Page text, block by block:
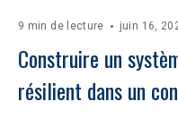
9 min de lecture juin 16,
Construire un
résilient dans un